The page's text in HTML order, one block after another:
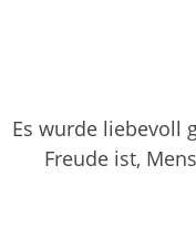
Es wurde liebevoll
Freude ist,